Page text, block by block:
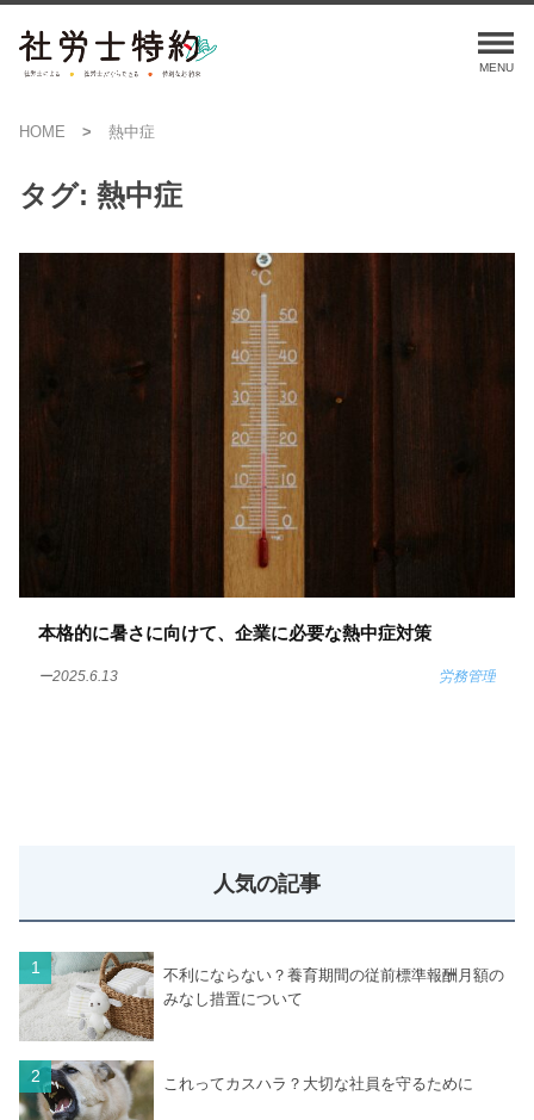
HOME 熱中症
タグ: 熱中症
本格的に暑さに向けて、企業に必要な熱中症対策
ー2025.6.13 労務管理
人気の記事
不利にならない？養育期間の従前標準報酬月額の
みなし措置について
これってカスハラ？大切な社員を守るために